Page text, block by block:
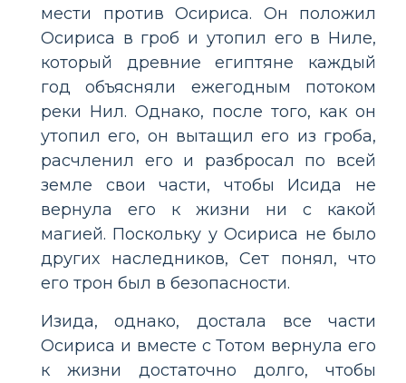
мести против Осириса. Он положил
Осириса в гроб и утопил его в Ниле,
который древние египтяне каждый
год объясняли ежегодным потоком
реки Нил. Однако, после того, как он
утопил его, он вытащил его из гроба,
расчленил его и разбросал по всей
земле свои части, чтобы Исида не
вернула его к жизни ни с какой
магией. Поскольку у Осириса не было
других наследников, Сет понял, что
его трон был в безопасности.
Изида, однако, достала все части
Осириса и вместе с Тотом вернула его
к жизни достаточно долго, чтобы